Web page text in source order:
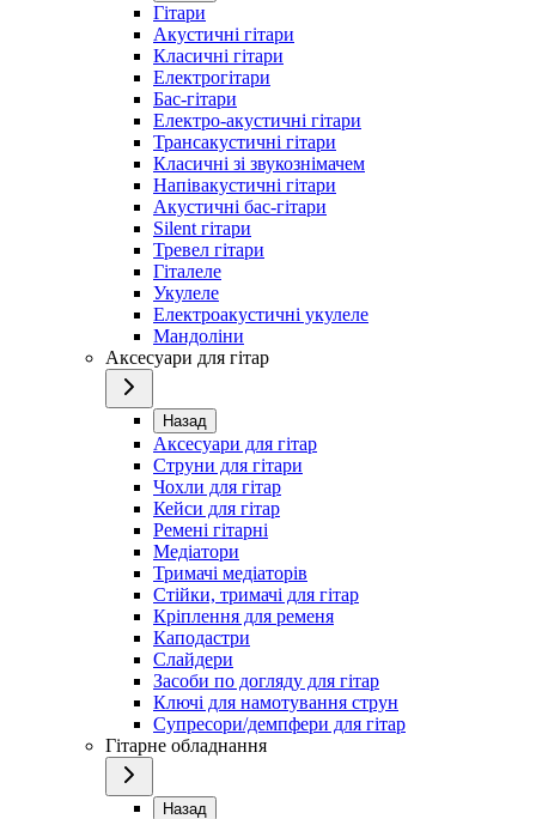
Гітари
Акустичні гітари
Класичні гітари
Електрогітари
Бас-гітари
Електро-акустичні гітари
Трансакустичні гітари
Класичні зі звукознімачем
Напівакустичні гітари
Акустичні бас-гітари
Silent гітари
Тревел гітари
Гіталеле
Укулеле
Електроакустичні укулеле
Мандоліни
Аксесуари для гітар
Назад
Аксесуари для гітар
Струни для гітари
Чохли для гітар
Кейси для гітар
Ремені гітарні
Медіатори
Тримачі медіаторів
Стійки, тримачі для гітар
Кріплення для ременя
Каподастри
Слайдери
Засоби по догляду для гітар
Ключі для намотування струн
Супресори/демпфери для гітар
Гітарне обладнання
Назад